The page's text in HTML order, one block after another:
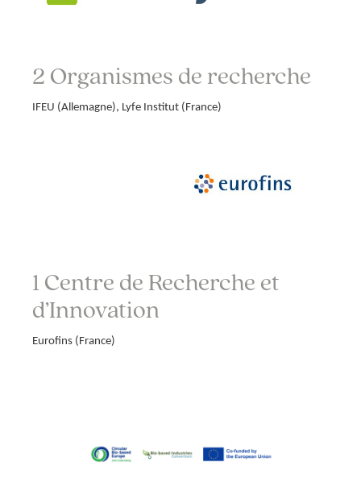
2 Organismes de recherche
IFEU (Allemagne), Lyfe Institut (France)
1 Centre de Recherche et
d’Innovation
Eurofins (France)